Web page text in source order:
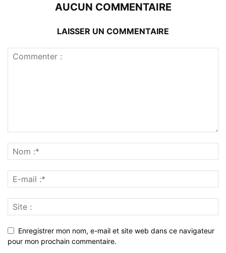
AUCUN COMMENTAIRE
LAISSER UN COMMENTAIRE
Enregistrer mon nom, e-mail et site web dans ce navigateur
pour mon prochain commentaire.